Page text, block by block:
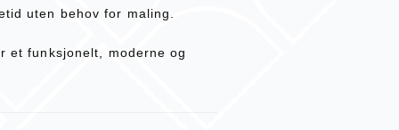
uten behov for maling.
et funksjonelt, moderne og